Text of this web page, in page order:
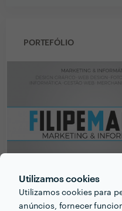
Utilizamos cookies
Utilizamos cookies para
anúncios, fornecer
PORTEFÓLIO